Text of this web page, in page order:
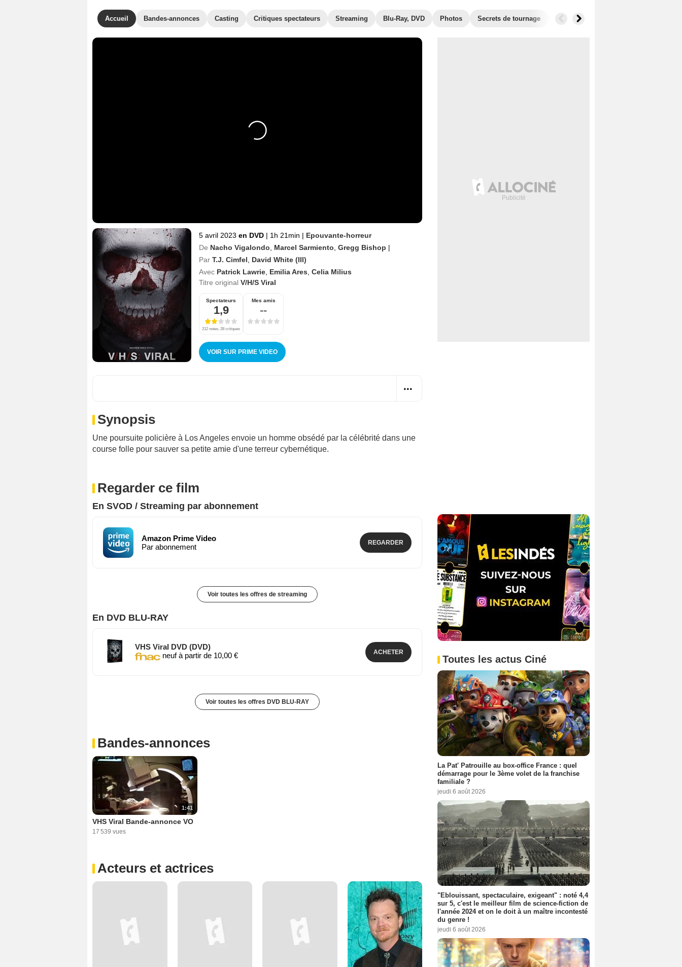
Accueil Bandes-annonces Casting Critiques spectateurs Streaming Blu-Ray, DVD Photos Secrets de tournage Films similaires
5 avril 2023 en DVD | 1h 21min | Epouvante-horreur
De Nacho Vigalondo Marcel Sarmiento Gregg Bishop |
Par T.J. Cimfel
David White (III)
Avec Patrick Lawrie Emilia Ares Celia Milius
Titre original V/H/S Viral
Spectateurs
1,9
212 notes, 28 critiques
Mes amis
--
VOIR SUR PRIME VIDEO
Synopsis
Une poursuite policière à Los Angeles envoie un homme obsédé par la célébrité dans une
course folle pour sauver sa petite amie d'une terreur cybernétique.
Regarder ce film
En SVOD / Streaming par abonnement
Amazon Prime Video
Par abonnement
REGARDER
Voir toutes les offres de streaming
En DVD BLU-RAY
VHS Viral DVD (DVD)
neuf à partir de 10,00 €
ACHETER
Voir toutes les offres DVD BLU-RAY
Bandes-annonces
1:41
VHS Viral Bande-annonce VO
17 539 vues
Acteurs et actrices
Toutes les actus Ciné
La Pat' Patrouille au box-office France : quel
démarrage pour le 3ème volet de la franchise
familiale ?
jeudi 6 août 2026
"Eblouissant, spectaculaire, exigeant" : noté 4,4
sur 5, c'est le meilleur film de science-fiction de
l'année 2024 et on le doit à un maître incontesté
du genre !
jeudi 6 août 2026